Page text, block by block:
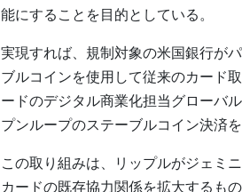
能にすることを目的としている。
実現すれば、規制対象の米国銀行が
ブルコインを使用して従来のカード
ードのデジタル商業化担当グローバ
プンループのステーブルコイン決済
この取り組みは、リップルがジェミ
カードの既存協力関係を拡大するも